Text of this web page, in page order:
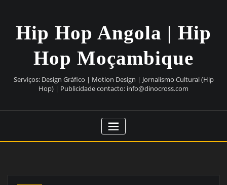
Hip Hop Angola | Hip
Hop Moçambique
Serviços: Design Gráfico | Motion Design | Jornalismo Cultural (Hip
Hop) | Publicidade contacto: info@dinocross.com